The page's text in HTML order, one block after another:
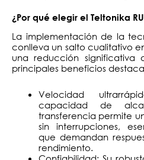
¿Por qué elegir el Teltonika
La implementación de la
conlleva un salto cualitativo
una reducción significativa
principales beneficios
Velocidad
capacidad de
transferencia permite
sin interrupciones,
que demandan
rendimiento.